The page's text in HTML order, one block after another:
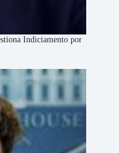
Indiciamento por